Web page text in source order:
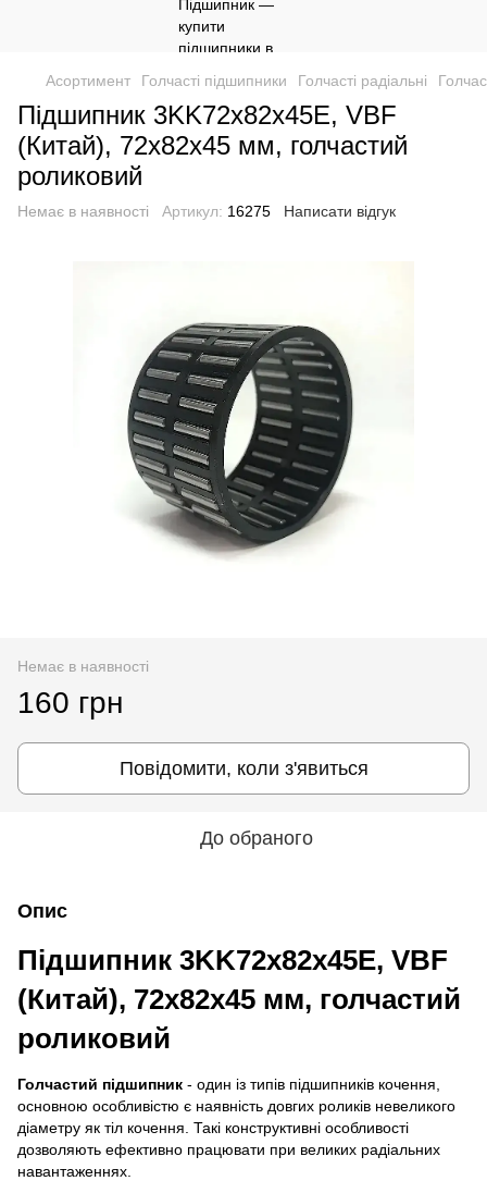
Асортимент Голчасті підшипники Голчасті радіальні
Підшипник 3KK72x82x45E, VBF
(Китай), 72х82х45 мм, голчастий
роликовий
Немає в наявності Артикул: 16275 Написати відгук
Немає в наявності
160 грн
Повідомити, коли з'явиться
До обраного
Опис
Підшипник 3KK72x82x45E, VBF
(Китай), 72х82х45 мм, голчастий
роликовий
Голчастий підшипник - один із типів підшипників кочення,
основною особливістю є наявність довгих роликів невеликого
діаметру як тіл кочення. Такі конструктивні особливості
дозволяють ефективно працювати при великих радіальних
навантаженнях.